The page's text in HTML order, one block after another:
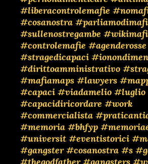
#liberacontrolemafie
#cosanostra
#sullenostregambe
#controlemafie #agenderosse
#stragedicapaci
#dirittoamministrativo
#mafiamaps #lawyers
#capaci #viadamelio #luglio
#capacidiricordare #work
#commercialista
#memoria #bhfyp
#universit #eventistorici
#gangster #cosanostra #s
#thegodfather #gangsters